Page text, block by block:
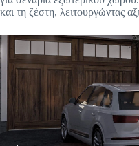
και τη ζέστη, λειτουργώντας